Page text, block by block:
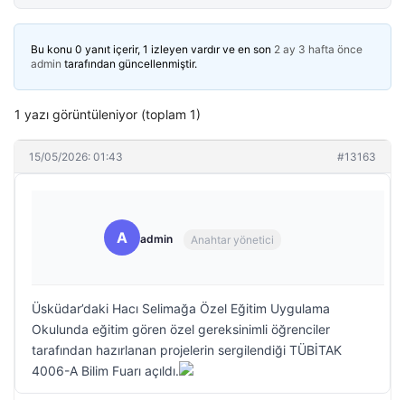
Bu konu 0 yanıt içerir, 1 izleyen vardır ve en son 2 ay 3 hafta önce
admin tarafından güncellenmiştir.
1 yazı görüntüleniyor (toplam 1)
15/05/2026: 01:43 #13163
A admin Anahtar yönetici
Üsküdar’daki Hacı Selimağa Özel Eğitim Uygulama
Okulunda eğitim gören özel gereksinimli öğrenciler
tarafından hazırlanan projelerin sergilendiği TÜBİTAK
4006-A Bilim Fuarı açıldı.